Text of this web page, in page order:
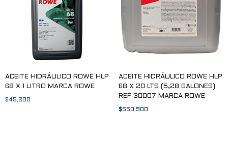
ACEITE HIDRÁULICO ROWE HLP
68 X 1 LITRO MARCA ROWE
$ 45,200
ACEITE HIDRÁULICO ROWE HLP
68 X 20 LTS (5,28 GALONES)
REF 30007 MARCA ROWE
$550,900